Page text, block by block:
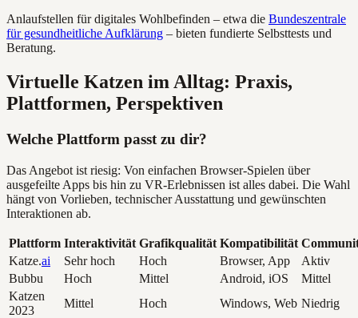
Anlaufstellen für digitales Wohlbefinden – etwa die Bundeszentrale
für gesundheitliche Aufklärung – bieten fundierte Selbsttests und
Beratung.
Virtuelle Katzen im Alltag: Praxis,
Plattformen, Perspektiven
Welche Plattform passt zu dir?
Das Angebot ist riesig: Von einfachen Browser-Spielen über
ausgefeilte Apps bis hin zu VR-Erlebnissen ist alles dabei. Die Wahl
hängt von Vorlieben, technischer Ausstattung und gewünschten
Interaktionen ab.
Plattform Interaktivität Grafikqualität Kompatibilität
Katze.ai Sehr hoch Hoch Browser, App
Aktiv
Bubbu
Hoch Mittel Android, iOS
Mittel
Katzen
2023
Mittel Hoch Windows, Web Niedrig